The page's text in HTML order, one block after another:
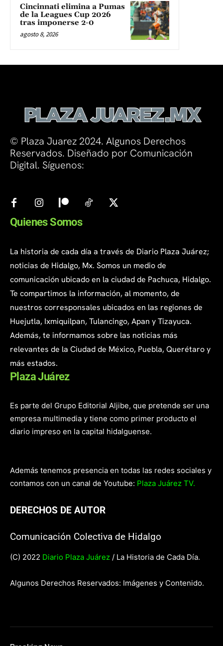
Cincinnati elimina a Pumas
de la Leagues Cup 2026
tras imponerse 2-0
agosto 8, 2026
© Plaza Juarez 2024. Algunos Derechos
Reservados. Diseñado por Comunicación
Digital. Síguenos:
Quienes Somos
La historia de cada día a través de Diario Plaza Juárez;
noticias de Hidalgo, Mx. Somos un medio de
comunicación ubicado en la ciudad de Pachuca, Hidalgo.
Te compartimos la información, al momento, de
nuestros corresponsales ubicados en las regiones de
Huejutla, Ixmiquilpan, Tulancingo, Apan y Tizayuca.
Además, te informamos sobre las noticias más
relevantes de la Ciudad de México, Puebla, Querétaro y
más estados.
Plaza Juárez
Es parte del Grupo Editorial Aljibe, que pretende ser una
empresa multimedia y tiene como primer producto el
diario impreso en la capital hidalguense.
Además tenemos presencia en todas las redes sociales y
contamos con un canal de Youtube: Plaza Juárez TV.
DERECHOS DE AUTOR
Comunicación Colectiva de Hidalgo
(C) 2022 Diario Plaza Juárez / La Historia de Cada Día.
Algunos Derechos Reservados: Imágenes y Contenido.